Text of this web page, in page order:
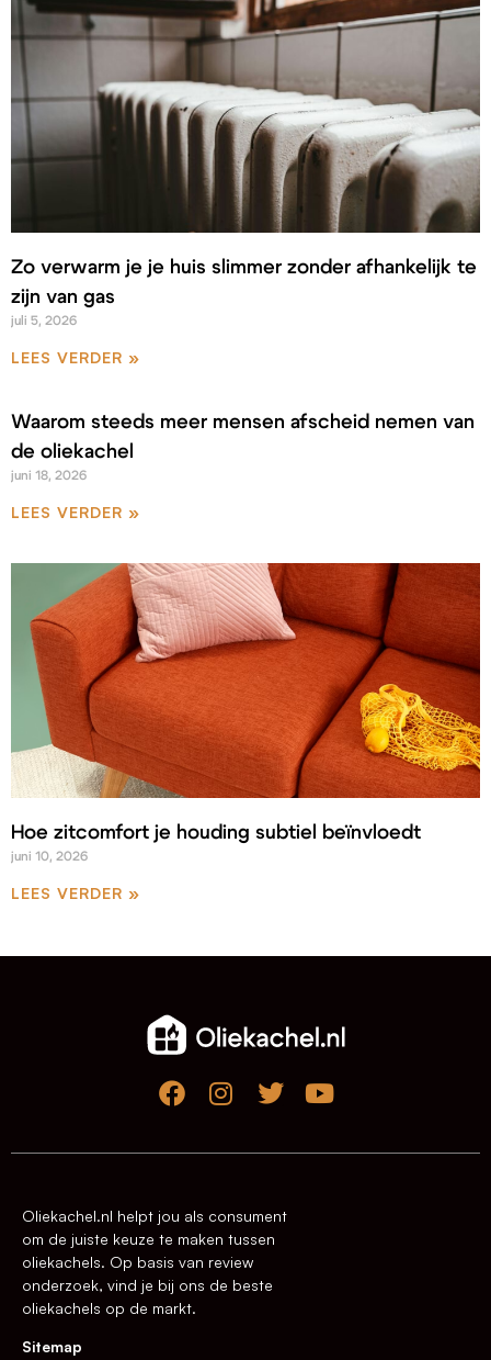
Zo verwarm je je huis slimmer zonder afhankelijk te
zijn van gas
juli 5, 2026
LEES VERDER »
Waarom steeds meer mensen afscheid nemen van
de oliekachel
juni 18, 2026
LEES VERDER »
Hoe zitcomfort je houding subtiel beïnvloedt
juni 10, 2026
LEES VERDER »
Oliekachel.nl helpt jou als consument
om de juiste keuze te maken tussen
oliekachels. Op basis van review
onderzoek, vind je bij ons de beste
oliekachels op de markt.
Sitemap